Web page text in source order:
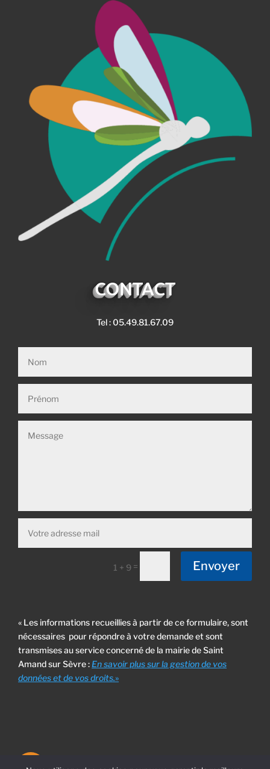
CONTACT
Tel : 05.49.81.67.09
1 + 9 = Envoyer
« Les informations recueillies à partir de ce formulaire, sont
nécessaires pour répondre à votre demande et sont
transmises au service concerné de la mairie de Saint
Amand sur Sèvre : En savoir plus sur la gestion de vos
données et de vos droits.»